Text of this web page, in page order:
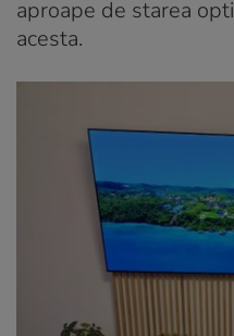
aproape de starea
acesta.